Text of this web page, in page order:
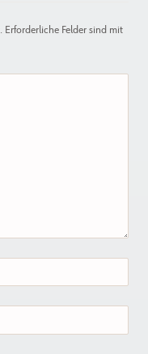
Erforderliche Felder sind mit